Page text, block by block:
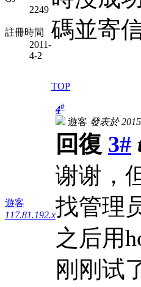
2249
註冊時間
2011-
4-2
碼並寄信
TOP
遊客
117.81.192.x
4#
遊客 發表於
回復 3#
谢谢，
找管理
之后用
刚刚试